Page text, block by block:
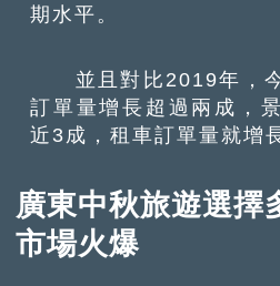
期水平。
並且對比2019年，今
訂單量增長超過兩成，
近3成，租車訂單量就增
廣東中秋旅遊選擇
市場火爆